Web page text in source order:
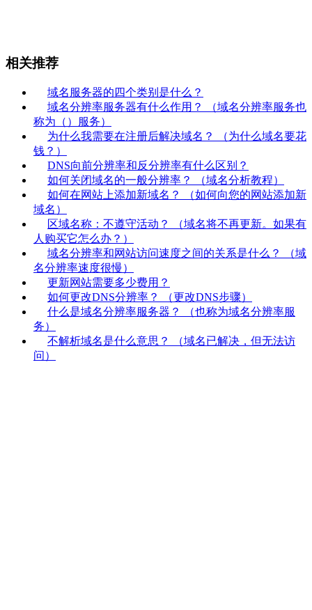
相关推荐
域名服务器的四个类别是什么？
域名分辨率服务器有什么作用？ （域名分辨率服务也
称为（）服务）
为什么我需要在注册后解决域名？ （为什么域名要花
钱？）
DNS向前分辨率和反分辨率有什么区别？
如何关闭域名的一般分辨率？ （域名分析教程）
如何在网站上添加新域名？ （如何向您的网站添加新
域名）
区域名称：不遵守活动？ （域名将不再更新。如果有
人购买它怎么办？）
域名分辨率和网站访问速度之间的关系是什么？ （域
名分辨率速度很慢）
更新网站需要多少费用？
如何更改DNS分辨率？ （更改DNS步骤）
什么是域名分辨率服务器？ （也称为域名分辨率服
务）
不解析域名是什么意思？ （域名已解决，但无法访
问）